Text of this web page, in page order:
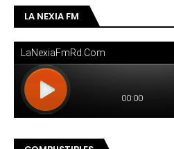
LA NEXIA FM